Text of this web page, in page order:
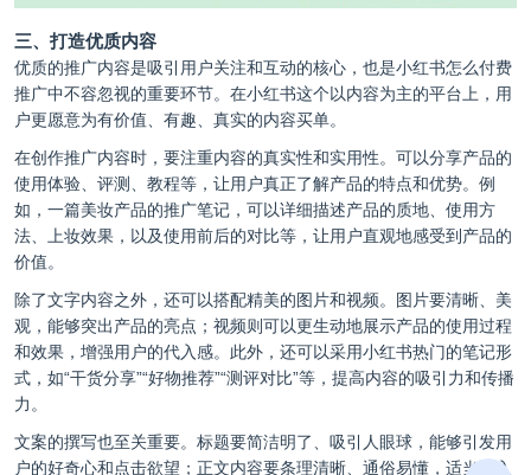
三、打造优质内容
优质的推广内容是吸引用户关注和互动的核心，也是小红书怎么付费
推广中不容忽视的重要环节。在小红书这个以内容为主的平台上，用
户更愿意为有价值、有趣、真实的内容买单。
在创作推广内容时，要注重内容的真实性和实用性。可以分享产品的
使用体验、评测、教程等，让用户真正了解产品的特点和优势。例
如，一篇美妆产品的推广笔记，可以详细描述产品的质地、使用方
法、上妆效果，以及使用前后的对比等，让用户直观地感受到产品的
价值。
除了文字内容之外，还可以搭配精美的图片和视频。图片要清晰、美
观，能够突出产品的亮点；视频则可以更生动地展示产品的使用过程
和效果，增强用户的代入感。此外，还可以采用小红书热门的笔记形
式，如“干货分享”“好物推荐”“测评对比”等，提高内容的吸引力和传播
力。
文案的撰写也至关重要。标题要简洁明了、吸引人眼球，能够引发用
户的好奇心和点击欲望；正文内容要条理清晰、通俗易懂，适当加入